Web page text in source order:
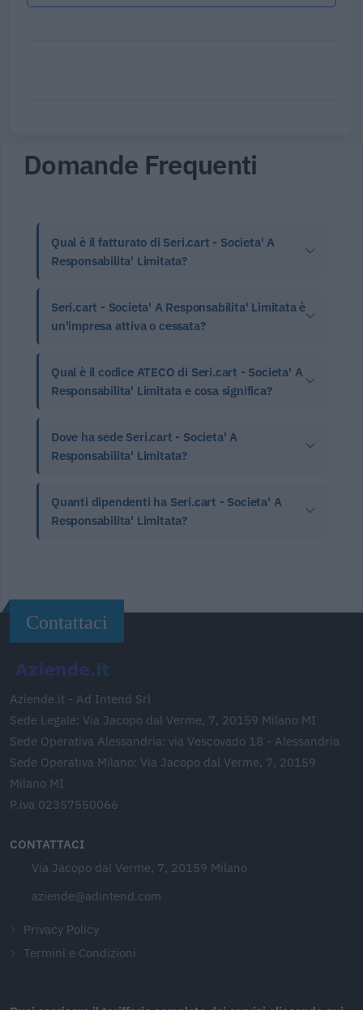
Domande Frequenti
Qual è il fatturato di Seri.cart - Societa' A
Responsabilita' Limitata?
Seri.cart - Societa' A Responsabilita' Limitata è
un'impresa attiva o cessata?
Qual è il codice ATECO di Seri.cart - Societa' A
Responsabilita' Limitata e cosa significa?
Dove ha sede Seri.cart - Societa' A
Responsabilita' Limitata?
Quanti dipendenti ha Seri.cart - Societa' A
Responsabilita' Limitata?
Contattaci
Aziende.it - Ad Intend Srl
Sede Legale: Via Jacopo dal Verme, 7, 20159 Milano MI
Sede Operativa Alessandria: via Vescovado 18 - Alessandria
Sede Operativa Milano: Via Jacopo dal Verme, 7, 20159
Milano MI
P.iva 02357550066
CONTATTACI
Via Jacopo dal Verme, 7, 20159 Milano
aziende@adintend.com
Privacy Policy
Termini e Condizioni